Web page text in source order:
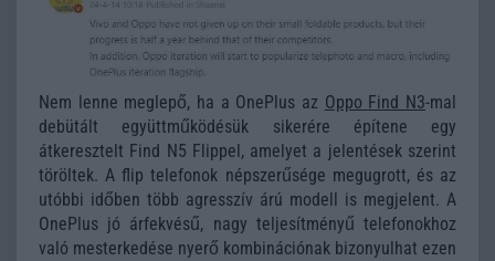
Nem lenne meglepő, ha a OnePlus az Oppo Find N3-mal
debütált együttműködésük sikerére építene egy
átkeresztelt Find N5 Flippel, amelyet a jelentések szerint
töröltek. A flip telefonok népszerűsége megugrott, és az
utóbbi időben több agresszív árú modell is megjelent. A
OnePlus jó árfekvésű, nagy teljesítményű telefonokhoz
való mesterkedése nyerő kombinációnak bizonyulhat ezen